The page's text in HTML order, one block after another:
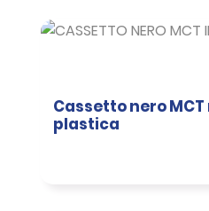
Cassetto nero
plastica